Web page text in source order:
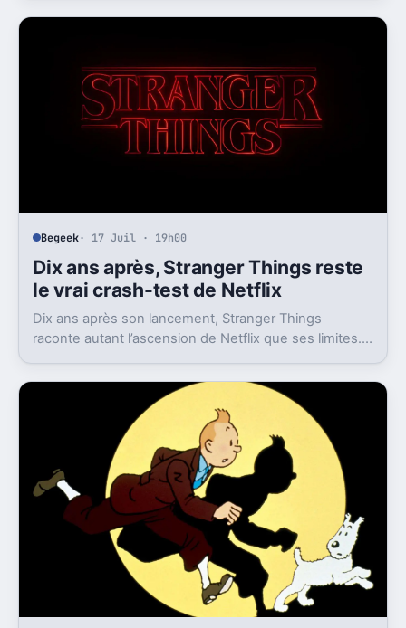
Begeek· 17 Juil · 19h00
Dix ans après, Stranger Things reste
le vrai crash-test de Netflix
Dix ans après son lancement, Stranger Things
raconte autant l’ascension de Netflix que ses limites.
héritage.